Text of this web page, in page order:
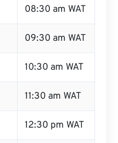
08:30 am WAT
09:30 am WAT
10:30 am WAT
11:30 am WAT
12:30 pm WAT